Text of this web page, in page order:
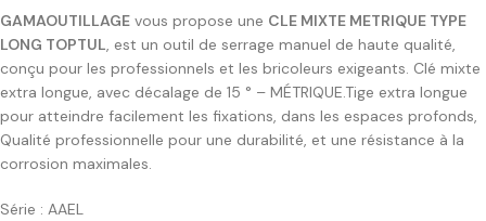
GAMAOUTILLAGE vous propose une CLE MIXTE METRIQUE TYPE
LONG TOPTUL, est un outil de serrage manuel de haute qualité,
conçu pour les professionnels et les bricoleurs exigeants. Clé mixte
extra longue, avec décalage de 15 ° – MÉTRIQUE.Tige extra longue
pour atteindre facilement les fixations, dans les espaces profonds,
Qualité professionnelle pour une durabilité, et une résistance à la
corrosion maximales.
Série : AAEL